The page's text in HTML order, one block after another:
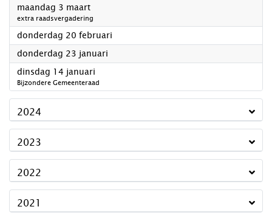
maandag 3 maart2025
extra raadsvergadering
donderdag 20 februari
donderdag 23 januari
dinsdag 14 januari
Bijzondere Gemeenteraad
2024
2023
2022
2021